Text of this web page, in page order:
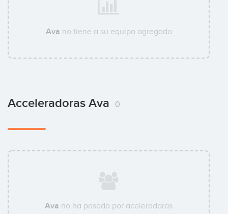
Ava no tiene a su equipo agregado
Acceleradoras Ava 0
Ava no ha pasado por aceleradoras